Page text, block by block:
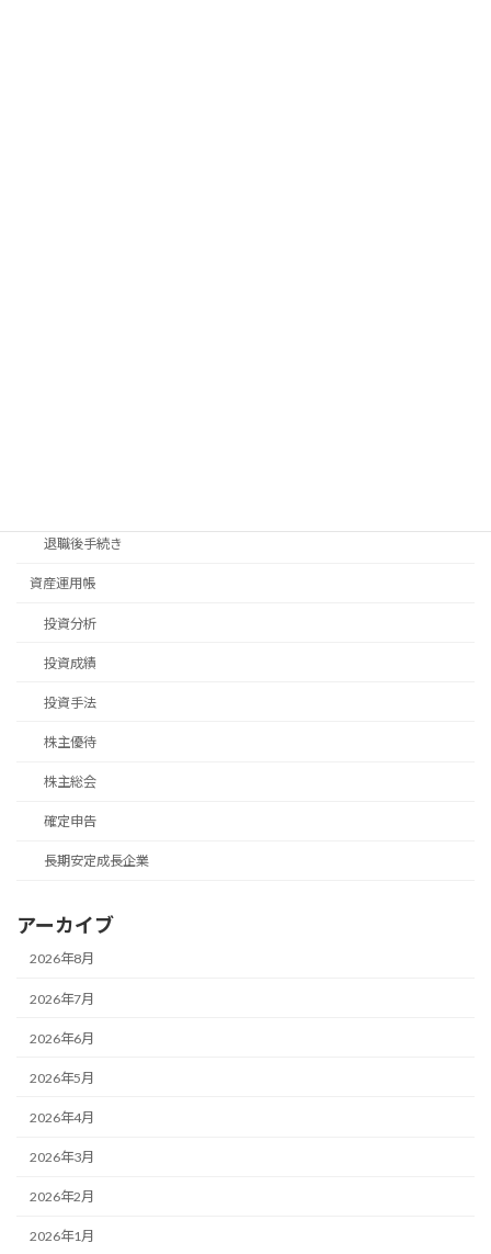
退職後手続き
資産運用帳
投資分析
投資成績
投資手法
株主優待
株主総会
確定申告
長期安定成長企業
アーカイブ
2026年8月
2026年7月
2026年6月
2026年5月
2026年4月
2026年3月
2026年2月
2026年1月